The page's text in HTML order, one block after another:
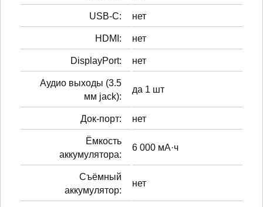
USB-C: нет
HDMI: нет
DisplayPort: нет
Аудио выходы (3.5
мм jack):
да 1 шт
Док-порт: нет
Ёмкость
аккумулятора:
6 000 мА·ч
Cъёмный
аккумулятор:
нет